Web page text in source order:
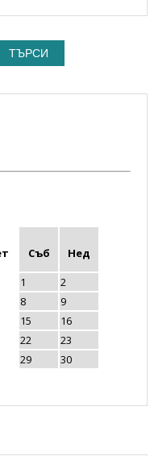
ТЪРСИ
Съб
Нед
1
2
8
9
15
16
22
23
29
30